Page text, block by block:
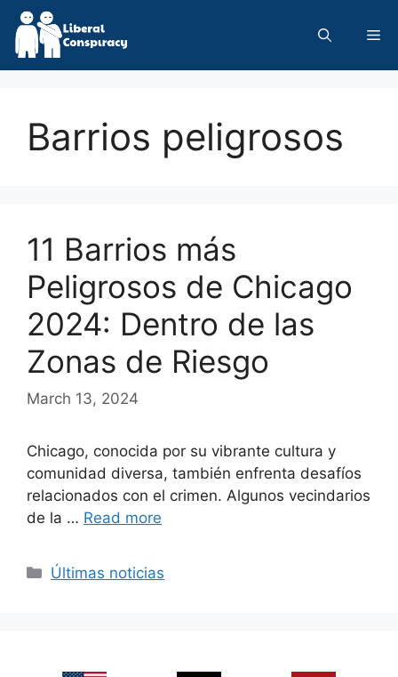
Skip
content
Barrios peligrosos
11 Barrios más
Peligrosos de Chicago
2024: Dentro de las
Zonas de Riesgo
March 13, 2024
Chicago, conocida por su vibrante cultura y
comunidad diversa, también enfrenta desafíos
relacionados con el crimen. Algunos vecindarios
de la … Read more
Categories
Últimas noticias